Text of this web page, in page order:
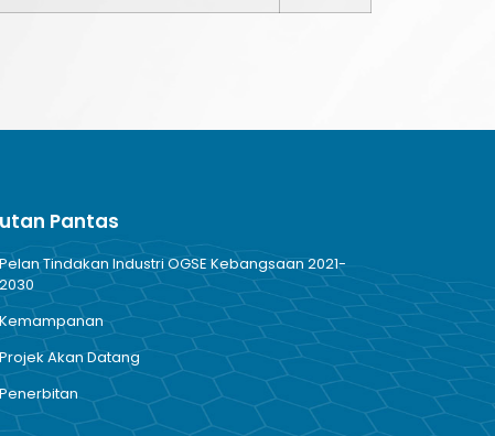
Pantas
Pelan Tindakan Industri OGSE Kebangsaan 2021-
2030
Kemampanan
Projek Akan Datang
Penerbitan